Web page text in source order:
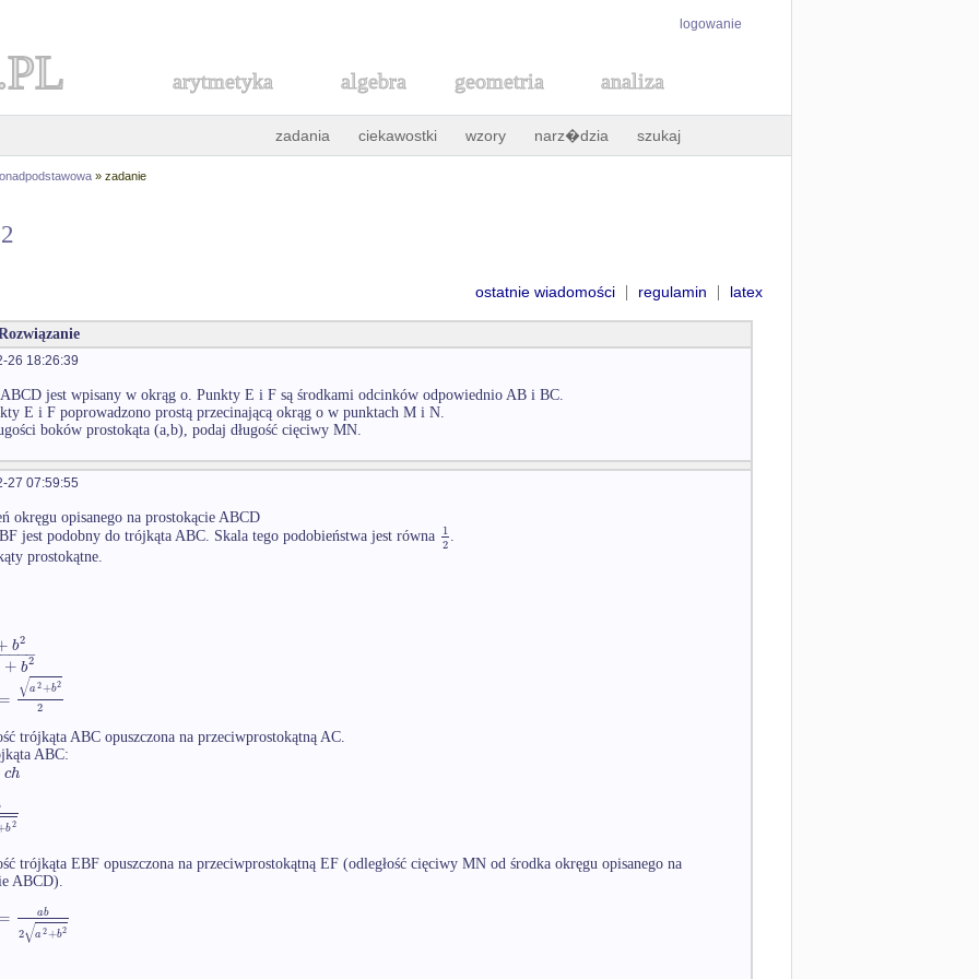
logowanie
arytmetyka algebra geometria analiza
zadania ciekawostki wzory narz�dzia szukaj
» zadanie
ostatnie wiadomości | regulamin | latex
26 18:26:39
jest wpisany w okrąg o. Punkty E i F są środkami odcinków odpowiednio AB i BC.
E i F poprowadzono prostą przecinającą okrąg o w punktach M i N.
boków prostokąta (a,b), podaj długość cięciwy MN.
27 07:59:55
okręgu opisanego na prostokącie ABCD
jest podobny do trójkąta ABC. Skala tego podobieństwa jest równa 1
2 .
prostokątne.
b2
+b2
−
−−−
= a2+b2
√
2
trójkąta ABC opuszczona na przeciwprostokątną AC.
ABC:
ch
b2
trójkąta EBF opuszczona na przeciwprostokątną EF (odległość cięciwy MN od środka okręgu opisanego na
ABCD).
= ab
2 a2+b2
√